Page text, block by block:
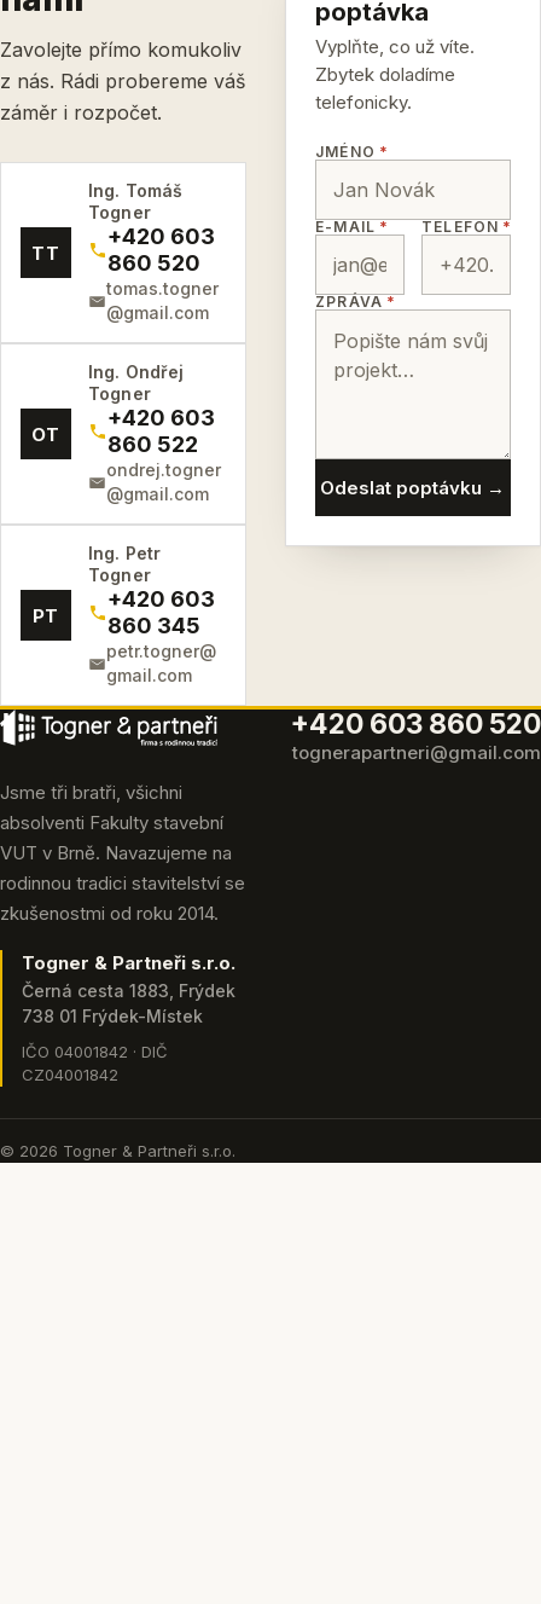
Zavolejte přímo komukoliv
z nás. Rádi probereme váš
záměr i rozpočet.
TT
Ing. Tomáš
Togner
+420 603
860 520
tomas.togner
@gmail.com
OT
Ing. Ondřej
Togner
+420 603
860 522
ondrej.togner
@gmail.com
PT
Ing. Petr
Togner
+420 603
860 345
petr.togner@
gmail.com
poptávka
Vyplňte, co už víte.
Zbytek doladíme
telefonicky.
JMÉNO *
E-MAIL * TELEFON *
ZPRÁVA *
Odeslat poptávku →
Jsme tři bratři, všichni
absolventi Fakulty stavební
VUT v Brně. Navazujeme na
rodinnou tradici stavitelství se
zkušenostmi od roku 2014.
Togner & Partneři s.r.o.
Černá cesta 1883, Frýdek
738 01 Frýdek-Místek
IČO 04001842 · DIČ
CZ04001842
+420 603 860 520
tognerapartneri@gmail.com
© 2026 Togner & Partneři s.r.o.